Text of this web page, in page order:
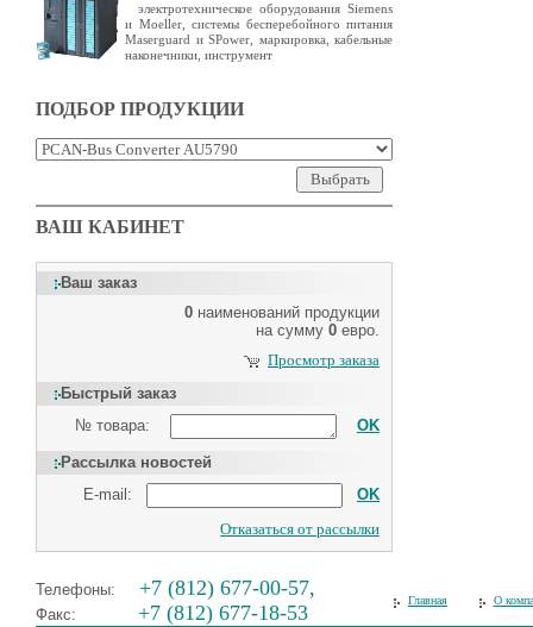
электротехническое оборудования Siemens
и Moeller, системы бесперебойного питания
Maserguard и SPower, маркировка, кабельные
наконечники, инструмент
ПОДБОР ПРОДУКЦИИ
ВАШ КАБИНЕТ
Ваш заказ
0 наименований продукции
на сумму 0 евро.
Просмотр заказа
Быстрый заказ
№ товара:
OK
Рассылка новостей
E-mail:
OK
Отказаться от рассылки
Телефоны: +7 (812) 677-00-57,
Факс: +7 (812) 677-18-53
Главная О